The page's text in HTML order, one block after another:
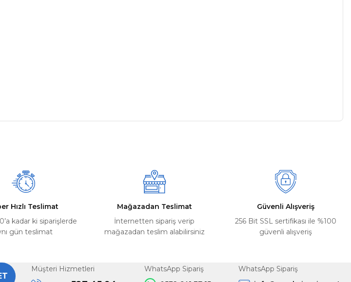
Gönder
Hızlı Teslimat
kadar ki siparişlerde
gün teslimat
Mağazadan Teslimat
İnternetten sipariş verip
mağazadan teslim alabilirsiniz
Güvenli Alışveriş
256 Bit SSL sertifikası ile %100
güvenli alışveriş
Müşteri Hizmetleri
WhatsApp Sipariş
WhatsApp Sipariş